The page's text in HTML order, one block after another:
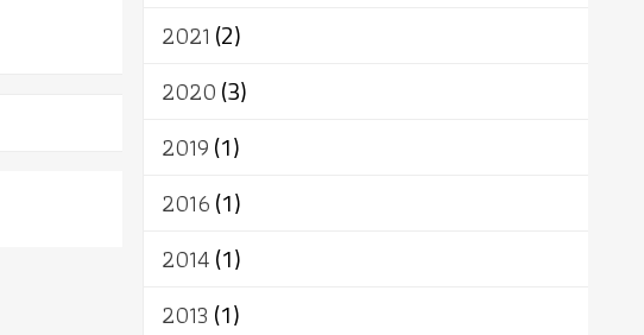
วัฒนธรรม
2021 (2)
2020(3)
2019(1)
2016(1)
2014(1)
2013 (1)